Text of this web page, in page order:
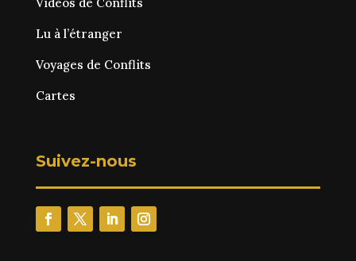
Vidéos de Conflits
Lu à l’étranger
Voyages de Conflits
Cartes
Suivez-nous